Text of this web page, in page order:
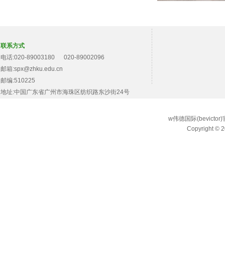
联系方式
电话:020-89003180 020-89002096
邮箱:spx@zhku.edu.cn
邮编:510225
地址:中国广东省广州市海珠区纺织路东沙街24号
w伟德国际(bevictor)
Copyright ©